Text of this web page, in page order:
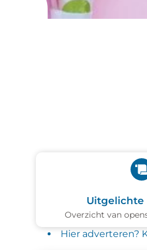
Uitgelichte
Overzicht van
Hier adverteren?